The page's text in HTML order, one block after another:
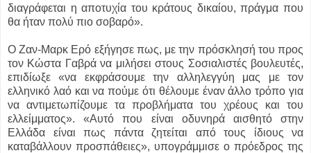
διαγράφεται η αποτυχία του κράτους δικαίου, πράγμα που
θα ήταν πολύ πιο σοβαρό».
Ο Ζαν-Μαρκ Ερό εξήγησε πως, με την πρόσκλησή του προς
τον Κώστα Γαβρά να μιλήσει στους Σοσιαλιστές βουλευτές,
επιδίωξε «να εκφράσουμε την αλληλεγγύη μας με τον
ελληνικό λαό και να πούμε ότι θέλουμε έναν άλλο τρόπο για
να αντιμετωπίζουμε τα προβλήματα του χρέους και του
ελλείμματος». «Αυτό που είναι οδυνηρά αισθητό στην
Ελλάδα είναι πως πάντα ζητείται από τους ίδιους να
καταβάλλουν προσπάθειες», υπογράμμισε ο πρόεδρος της